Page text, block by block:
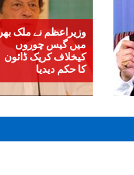
وزیراعظم نے ملک بھر
میں گیس چوروں
کیخلاف کریک ڈائون
کا حکم دیدیا